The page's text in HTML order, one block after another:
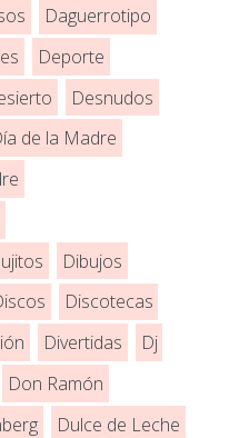
Daguerrotipo
Deporte
Desnudos
de la Madre
Dibujos
Discotecas
Divertidas
Dj
Don Ramón
Dulce de Leche